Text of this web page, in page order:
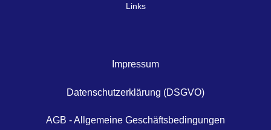
Links
Impressum
Datenschutzerklärung (DSGVO)
AGB - Allgemeine Geschäftsbedingungen